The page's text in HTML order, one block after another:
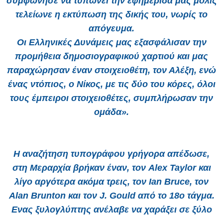
τελείωνε η εκτύπωση της δικής του, νωρίς το
απόγευμα.
Οι Ελληνικές Δυνάμεις μας εξασφάλισαν την
προμήθεια δημοσιογραφικού χαρτιού και μας
παραχώρησαν έναν στοιχειοθέτη, τον Αλέξη, ενώ
ένας ντόπιος, ο Νίκος, με τις δύο του κόρες, όλοι
τους έμπειροι στοιχειοθέτες, συμπλήρωσαν την
ομάδα».
Η αναζήτηση τυπογράφου γρήγορα απέδωσε,
στη Μεραρχία βρήκαν έναν, τον Alex Taylor και
λίγο αργότερα ακόμα τρεις, τον Ian Bruce, τον
Alan Brunton και τον J. Gould από το 18ο τάγμα.
Ενας ξυλογλύπτης ανέλαβε να χαράξει σε ξύλο